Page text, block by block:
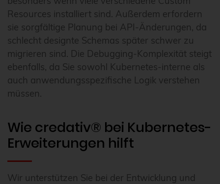
Resources installiert sind. Außerdem erfordern
sie sorgfältige Planung bei API-Änderungen, da
schlecht designte Schemas später schwer zu
migrieren sind. Die Debugging-Komplexität steigt
ebenfalls, da Sie sowohl Kubernetes-interne als
auch anwendungsspezifische Logik verstehen
müssen.
Wie credativ® bei Kubernetes-
Erweiterungen hilft
Wir unterstützen Sie bei der Entwicklung und